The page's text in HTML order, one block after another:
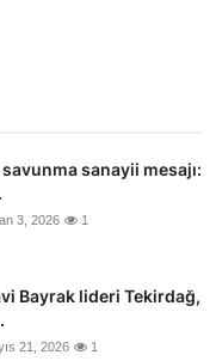
sanayii mesajı:
3, 2026 1
Bayrak lideri Tekirdağ,
21, 2026 1